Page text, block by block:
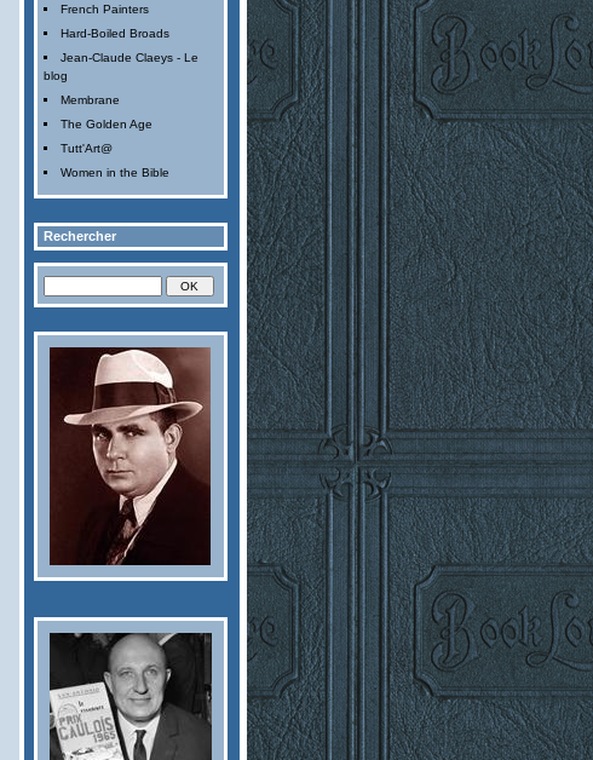
French Painters
Hard-Boiled Broads
Jean-Claude Claeys - Le
blog
Membrane
The Golden Age
Tutt'Art@
Women in the Bible
Rechercher